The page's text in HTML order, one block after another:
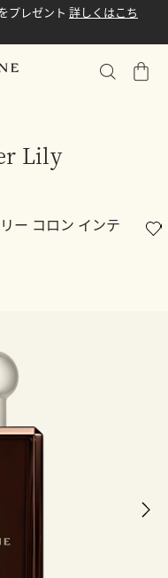
プレゼント 詳しくはこち
シ
Lily
ー コロン インテ